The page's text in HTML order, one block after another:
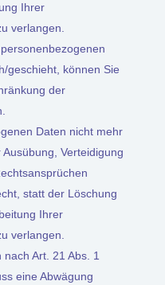
Ihrer
verlangen.
geschieht, können Sie
der
Daten nicht mehr
Verteidigung
statt der Löschung
Ihrer
verlangen.
Art. 21 Abs. 1
eine Abwägung